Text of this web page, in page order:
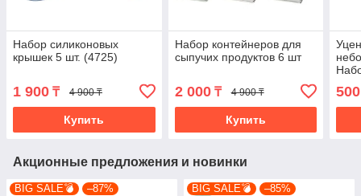
Набор силиконовых
крышек 5 шт. (4725)
1 900 ₸ 4 900 ₸
Купить
Набор контейнеров для
сыпучих продуктов 6 шт
2 000₸ 4 900 ₸
Купить
500
Акционные предложения и новинки
BIG SALE💣 –87% BIG SALE💣 –85%